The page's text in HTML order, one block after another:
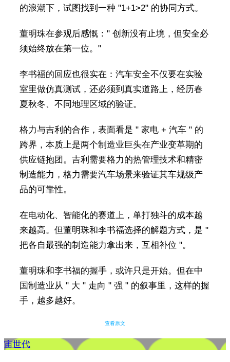
的浪潮下，试图找到一种 "1+1>2" 的协同方式。
董明珠在参观后感慨：" 创新没有止境，但安全必
须始终放在第一位。"
李书福的回应也很实在：汽车安全不仅要在实验
室里做仿真测试，还必须到真实道路上，经历春
夏秋冬、不同地理区域的验证。
格力与吉利的合作，表面看是 " 家电 + 汽车 " 的
跨界，本质上是两个制造业巨头在产业变革期的
供应链抱团。吉利需要格力的热管理技术和精密
制造能力，格力需要汽车场景来验证其车规级产
品的可靠性。
在电动化、智能化的赛道上，单打独斗的成本越
来越高。但董明珠和李书福选择的解题方式，是 "
把各自最强的制造能力拿出来，互相补位 "。
董明珠和李书福的握手，或许只是开始。但在中
国制造业从 " 大 " 走向 " 强 " 的叙事里，这样的握
手，越多越好。
查看原文
宙世代